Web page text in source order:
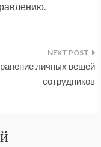
личных вещей
сотрудников